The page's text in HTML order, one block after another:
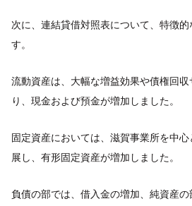
次に、連結貸借対照表について、特徴
す。
流動資産は、大幅な増益効果や債権回収
り、現金および預金が増加しました。
固定資産においては、滋賀事業所を中
展し、有形固定資産が増加しました。
負債の部では、借入金の増加、純資産